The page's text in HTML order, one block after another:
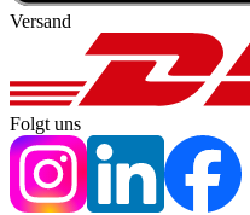
Versand
Folgt uns